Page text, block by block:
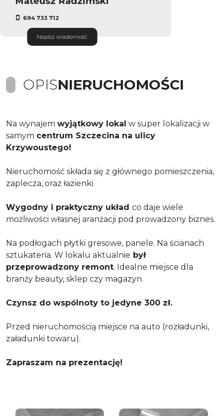
694 733 712
Napisz wiadomość
OPISNIERUCHOMOŚCI
Na wynajem wyjątkowy lokal w super lokalizacji w
samym centrum Szczecina na ulicy
Krzywoustego!
Nieruchomość składa się z głównego pomieszczenia,
zaplecza, oraz łazienki.
Wygodny i praktyczny układ co daje wiele
możliwości własnej aranżacji pod prowadzony biznes.
Na podłogach płytki gresowe, panele. Na ścianach
sztukateria. W lokalu aktualnie był
przeprowadzony remont. Idealne miejsce dla
branży beauty, sklep czy magazyn.
Czynsz do wspólnoty to jedyne 300 zł.
Przed nieruchomością miejsce na auto (rozładunki,
załadunki towaru).
Zapraszam na prezentację!